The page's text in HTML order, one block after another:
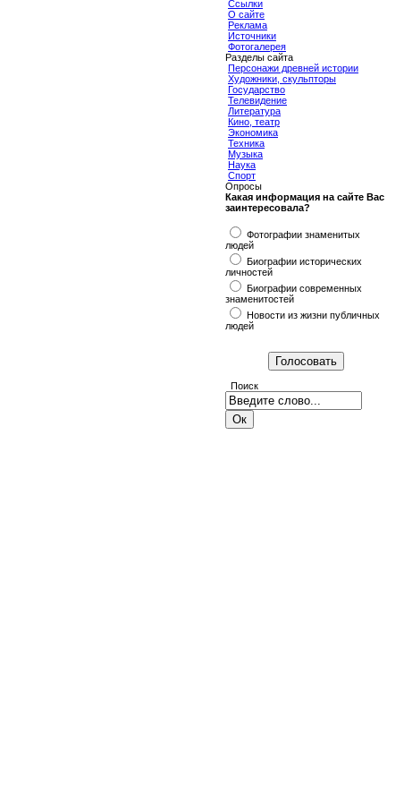
Ссылки
О сайте
Реклама
Источники
Фотогалерея
Разделы сайта
Персонажи древней истории
Художники, скульпторы
Государство
Телевидение
Литература
Кино, театр
Экономика
Техника
Музыка
Наука
Спорт
Опросы
Какая информация на сайте Вас
заинтересовала?
Фотографии знаменитых
людей
Биографии исторических
личностей
Биографии современных
знаменитостей
Новости из жизни публичных
людей
Поиск